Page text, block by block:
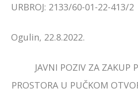
URBROJ: 2133/60-01-22-413/2
Ogulin, 22.8.2022.
JAVNI POZIV ZA ZAKUP
PROSTORA U PUČKOM